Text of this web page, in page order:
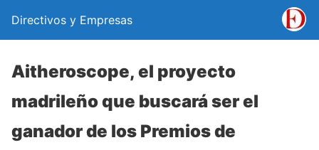
Directivos y Empresas
Aitheroscope, el proyecto
madrileño que buscará ser el
ganador de los Premios de